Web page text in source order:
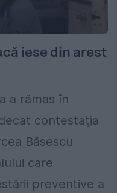
iese din arest
a rămas în
contestaţia
Băsescu
care
preventive a